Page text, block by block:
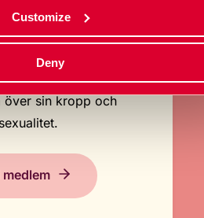
Customize
Deny
för allas rätt att
över sin kropp och
sexualitet.
medlem